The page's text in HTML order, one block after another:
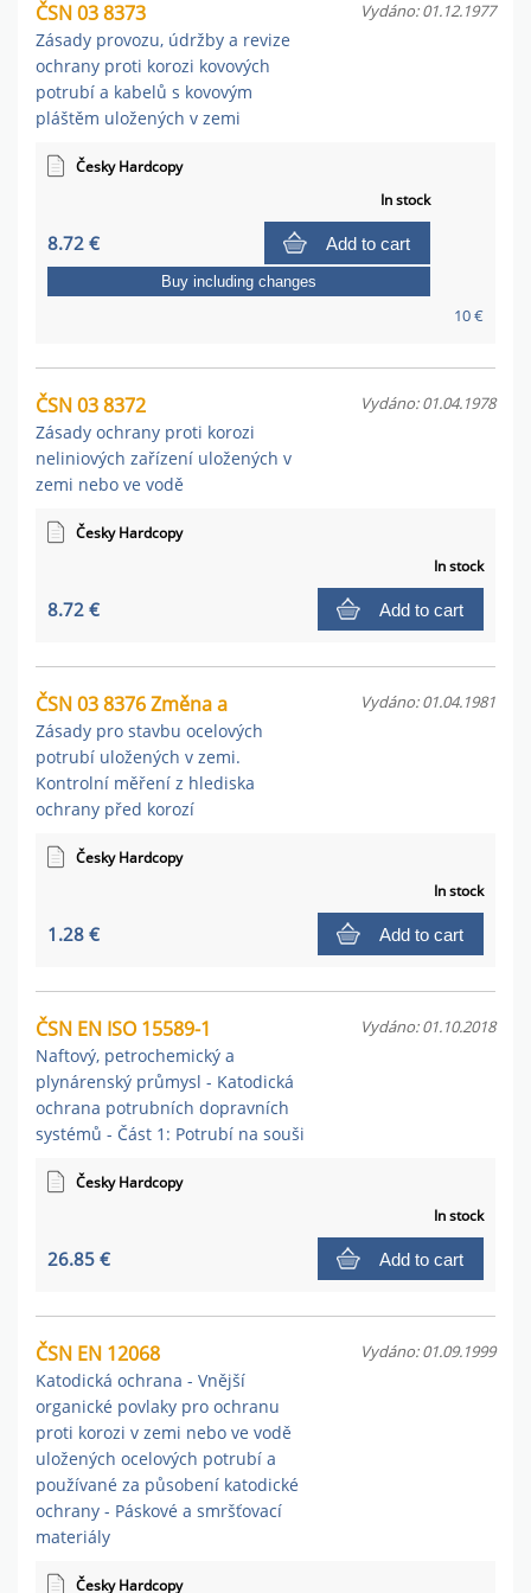
ČSN 03 8373
Zásady provozu, údržby a revize
ochrany proti korozi kovových
potrubí a kabelů s kovovým
pláštěm uložených v zemi
Vydáno: 01.12.1977
Česky Hardcopy
In stock
8.72 € Add to cart
10 €
Buy including changes
ČSN 03 8372
Zásady ochrany proti korozi
neliniových zařízení uložených v
zemi nebo ve vodě
Vydáno: 01.04.1978
Česky Hardcopy
In stock
8.72 € Add to cart
ČSN 03 8376 Změna a
Zásady pro stavbu ocelových
potrubí uložených v zemi.
Kontrolní měření z hlediska
ochrany před korozí
Vydáno: 01.04.1981
Česky Hardcopy
In stock
1.28 € Add to cart
ČSN EN ISO 15589-1
Naftový, petrochemický a
plynárenský průmysl - Katodická
ochrana potrubních dopravních
systémů - Část 1: Potrubí na souši
Vydáno: 01.10.2018
Česky Hardcopy
In stock
26.85 € Add to cart
ČSN EN 12068
Katodická ochrana - Vnější
organické povlaky pro ochranu
proti korozi v zemi nebo ve vodě
uložených ocelových potrubí a
používané za působení katodické
ochrany - Páskové a smršťovací
materiály
Vydáno: 01.09.1999
Česky Hardcopy